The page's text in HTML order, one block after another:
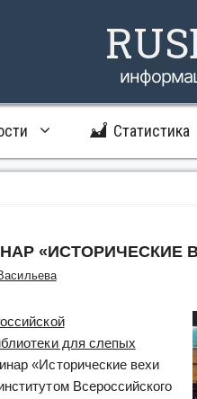
Статистика
«ИСТОРИЧЕСКИЕ
для слепых
«Исторические вехи
Всероссийского